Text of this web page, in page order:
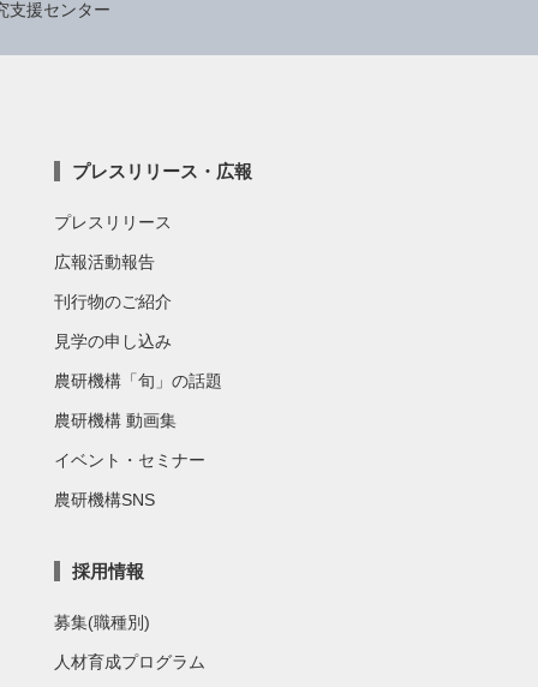
支援センター
プレスリリース・広報
プレスリリース
広報活動報告
刊行物のご紹介
見学の申し込み
農研機構「旬」の話題
農研機構 動画集
イベント・セミナー
農研機構SNS
採用情報
募集(職種別)
人材育成プログラム